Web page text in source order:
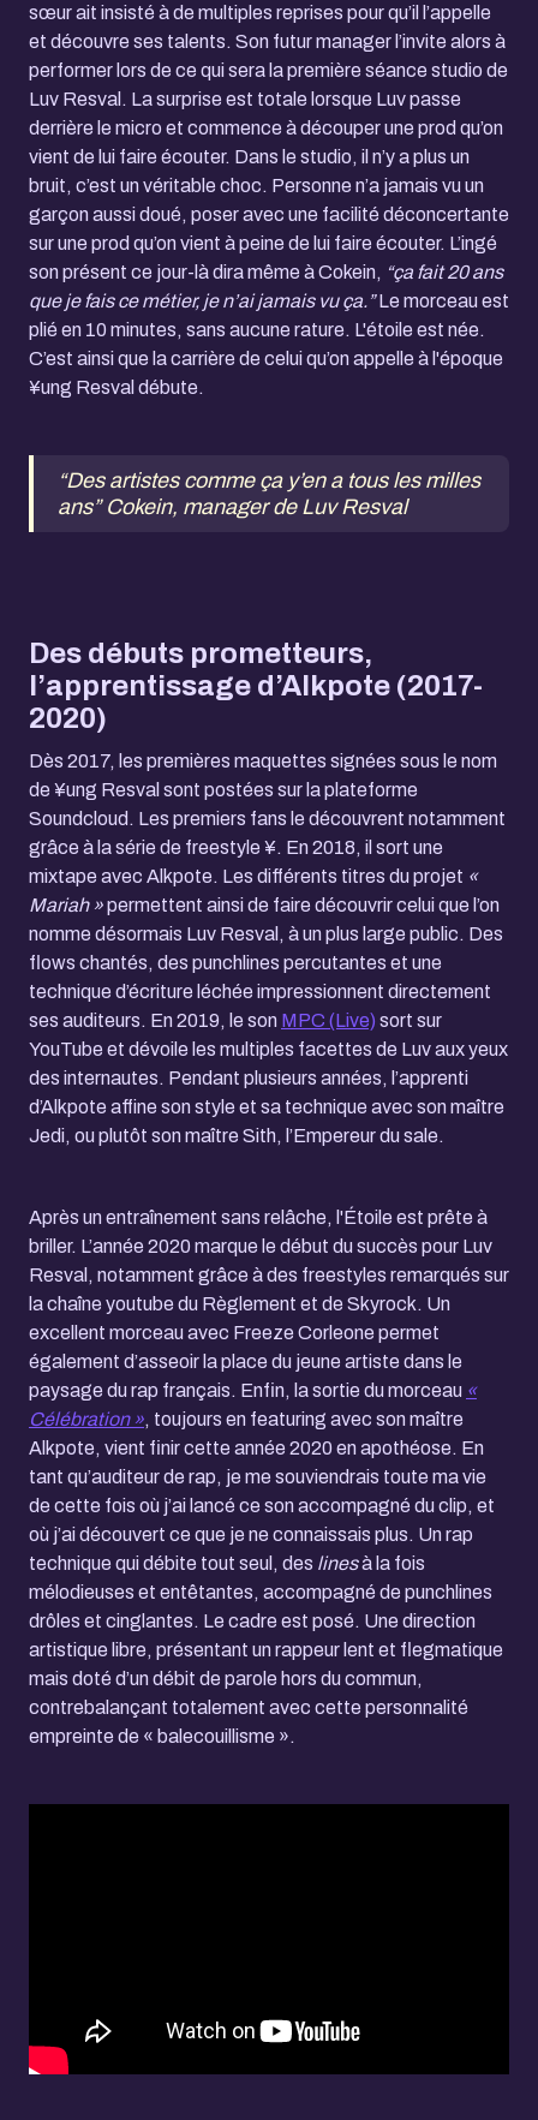
sœur ait insisté à de multiples reprises pour qu’il l’appelle
et découvre ses talents. Son futur manager l’invite alors à
performer lors de ce qui sera la première séance studio de
Luv Resval. La surprise est totale lorsque Luv passe
derrière le micro et commence à découper une prod qu’on
vient de lui faire écouter. Dans le studio, il n’y a plus un
bruit, c’est un véritable choc. Personne n’a jamais vu un
garçon aussi doué, poser avec une facilité déconcertante
sur une prod qu’on vient à peine de lui faire écouter. L’ingé
son présent ce jour-là dira même à Cokein, “ça fait 20 ans
que je fais ce métier, je n’ai jamais vu ça.”Le morceau est
plié en 10 minutes, sans aucune rature. L'étoile est née.
C’est ainsi que la carrière de celui qu’on appelle à l'époque
¥ung Resval débute.
“Des artistes comme ça y’en a tous les milles
ans” Cokein, manager de Luv Resval
Des débuts prometteurs,
l’apprentissage d’Alkpote (2017-
2020)
Dès 2017, les premières maquettes signées sous le nom
de ¥ung Resval sont postées sur la plateforme
Soundcloud. Les premiers fans le découvrent notamment
grâce à la série de freestyle ¥. En 2018, il sort une
mixtape avec Alkpote. Les différents titres du projet «
Mariah »permettent ainsi de faire découvrir celui que l’on
nomme désormais Luv Resval, à un plus large public. Des
flows chantés, des punchlines percutantes et une
technique d’écriture léchée impressionnent directement
ses auditeurs. En 2019, le son MPC (Live) sort sur
YouTube et dévoile les multiples facettes de Luv aux yeux
des internautes. Pendant plusieurs années, l’apprenti
d’Alkpote affine son style et sa technique avec son maître
Jedi, ou plutôt son maître Sith, l’Empereur du sale.
Après un entraînement sans relâche, l'Étoile est prête à
briller. L’année 2020 marque le début du succès pour Luv
Resval, notamment grâce à des freestyles remarqués sur
la chaîne youtube du Règlement et de Skyrock. Un
excellent morceau avec Freeze Corleone permet
également d’asseoir la place du jeune artiste dans le
paysage du rap français. Enfin, la sortie du morceau «
Célébration », toujours en featuring avec son maître
Alkpote, vient finir cette année 2020 en apothéose. En
tant qu’auditeur de rap, je me souviendrais toute ma vie
de cette fois où j’ai lancé ce son accompagné du clip, et
où j’ai découvert ce que je ne connaissais plus. Un rap
technique qui débite tout seul, des linesà la fois
mélodieuses et entêtantes, accompagné de punchlines
drôles et cinglantes. Le cadre est posé. Une direction
artistique libre, présentant un rappeur lent et flegmatique
mais doté d’un débit de parole hors du commun,
contrebalançant totalement avec cette personnalité
empreinte de « balecouillisme ».